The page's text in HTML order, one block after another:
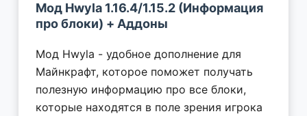
Мод Hwyla 1.16.4/1.15.2 (Информация
про блоки) + Аддоны
Мод Hwyla - удобное дополнение для
Майнкрафт, которое поможет получать
полезную информацию про все блоки,
которые находятся в поле зрения игрока